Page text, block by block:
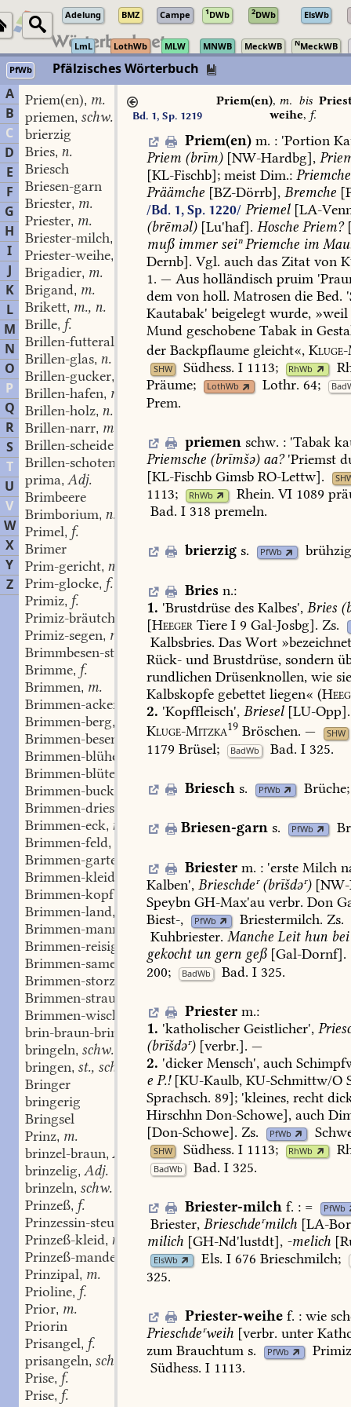
Adelung BMZ Campe 1DWb 2DWb ElsWb
LmL LothWb MLW MNWB MeckWB NMeckWB
PfWb
Pfälzisches Wörterbuch
A
B
C
D
E
F
G
H
I
J
K
L
M
N
O
P
Q
R
S
T
U
V
W
X
Y
Z
Priem(en), m.
priemen, schw.
brierzig
Bries, n.
Briesch
Briesen-garn
Briester, m.
Priester, m.
Briester-milch,
Priester-weihe,
Brigadier, m.
Brigand, m.
Brikett, m., n.
Brille, f.
Brillen-futteral
Brillen-glas, n.
Brillen-gucker,
Brillen-hafen, m.
Brillen-holz, n.
Brillen-narr, m.
Brillen-scheide
Brillen-schoten
prima, Adj.
Brimbeere
Brimborium, n.
Primel, f.
Brimer
Prim-gericht, n.
Prim-glocke, f.
Primiz, f.
Primiz-bräutchen
Primiz-segen, m.
Brimmbesen-strauch, m.
Brimme, f.
Brimmen, m.
Brimmen-acker
Brimmen-berg,
Brimmen-besem
Brimmen-blühe
Brimmen-blüte
Brimmen-buckel
Brimmen-driesch
Brimmen-eck, n.
Brimmen-feld,
Brimmen-garten
Brimmen-kleid
Brimmen-kopf,
Brimmen-land,
Brimmen-mann
Brimmen-reisig
Brimmen-samen
Brimmen-storzen
Pl.
Brimmen-strauch
Brimmen-wisch
brin-braun-brinzelig
,Adj.
bringeln, schw.
bringen, st., schw.
Bringer
bringerig
Bringsel
Prinz, m.
brinzel-braun, Adj.
brinzelig, Adj.
brinzeln, schw.
Prinzeß, f.
Prinzessin-steuer
Prinzeß-kleid, n.
Prinzeß-mandel
Prinzipal, m.
Prioline, f.
Prior, m.
Priorin
Prisangel, f.
prisangeln, schw.
Prise, f.
Prise, f.
Bd. 1, Sp. 1219
Priem(en), m. bis
weihe, f.
Priem(en) m. :'Portion
Priem (brīm)[NW-Hardbg],
[KL-Fischb]; meist Dim.: Priemche
Präämche [BZ-Dörrb], Bremche
/Bd. 1, Sp. 1220/ Priemel[LA-
(brēməl)[Lu'haf]. Hosche Priem?
mußimmerseiⁿPriemche im
Dernb]. Vgl. auch das Zitat von
1. — Aus holländisch pruim
dem von holl. Matrosen die Bed.
Kautabak' beigelegt wurde, »weil
Mund geschobene Tabak in
der Backpflaume gleicht«,
SHW Südhess. I1113; RhWb
Präume;
LothWb Lothr. 64;
Prem.
priemen schw. :'Tabak
Priemsche (brīmšə)aa?'Priemst
[KL-Fischb Gimsb RO-Lettw].
1113; RhWb Rhein. VI 1089
Bad. I 318 premeln.
brierzigs. PfWb
Bries n.:
1. 'Brustdrüse des Kalbes', Bries
[Heeger Tiere I 9 Gal-Josbg]. Zs.
Kalbsbries. Das Wort
Rück- und Brustdrüse, sondern
rundlichen Drüsenknollen, wie
Kalbskopfe gebettet liegen« (
2. 'Kopffleisch', Briesel[LU-Opp].
Kluge-Mitzka19 Bröschen. — SHW
1179 Brüsel; BadWb Bad. I325.
Brieschs. PfWb Brüche;
Briesen-garns. PfWb
Briester m. :'ersteMilch
Kalben', Brieschdeʳ(brīšdəʳ)[NW-
Speybn GH-Max'au verbr. Don
Biest-,
PfWb Briestermilch. Zs.
Kuhbriester. Manche Leithun bei
gekochtun gern geß[Gal-Dornf].
200; BadWb Bad. I325.
Priester m.:
1. 'katholischer Geistlicher',
(brīšdəʳ)[verbr.]. —
2. 'dicker Mensch', auch
e P.![KU-Kaulb, KU-Schmittw/O
Sprachsch. 89]; 'kleines, recht
Hirschhn Don-Schowe], auch
[Don-Schowe]. Zs. PfWb
SHW Südhess. I1113; RhWb
BadWb Bad. I325.
Briester-milch f. := PfWb
Briester, Brieschdeʳmilch [LA-
milich [GH-Nd'lustdt], -melich [
ElsWb Els. I 676 Brieschmilch;
325.
Priester-weihe f. :wie
Prieschdeʳweih [verbr. unter
zum Brauchtum s. PfWb
Südhess. I 1113.